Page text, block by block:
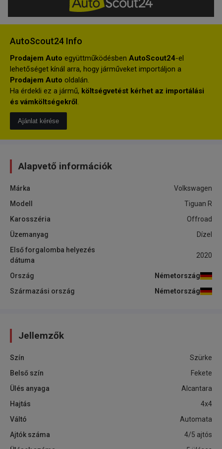
AutoScout24 Info
Prodajem Auto együttműködésben AutoScout24-el
lehetőséget kínál arra, hogy járműveket importáljon a
Prodajem Auto oldalán.
Ha érdekli ez a jármű, költségvetést kérhet az importálási
és vámköltségekről.
Ajánlat kérése
Alapvető információk
Márka
Volkswagen
Modell
Tiguan R
Karosszéria
Offroad
Üzemanyag
Dízel
Első forgalomba helyezés
dátuma
2020
Ország
Németország
Származási ország
Németország
Jellemzők
Szín
Szürke
Belső szín
Fekete
Ülés anyaga
Alcantara
Hajtás
4x4
Váltó
Automata
Ajtók száma
4/5 ajtós